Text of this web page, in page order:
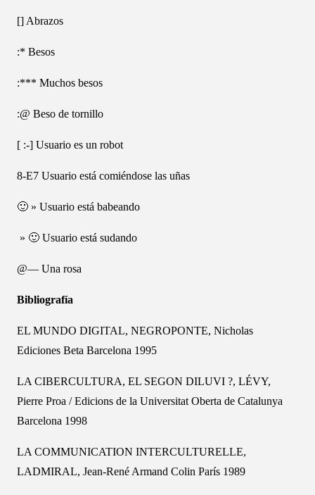
[] Abrazos
:* Besos
:*** Muchos besos
:@ Beso de tornillo
[ :-] Usuario es un robot
8-E7 Usuario está comiéndose las uñas
🙂 » Usuario está babeando
» 🙂 Usuario está sudando
@— Una rosa
Bibliografía
EL MUNDO DIGITAL, NEGROPONTE, Nicholas
Ediciones Beta Barcelona 1995
LA CIBERCULTURA, EL SEGON DILUVI ?, LÉVY,
Pierre Proa / Edicions de la Universitat Oberta de Catalunya
Barcelona 1998
LA COMMUNICATION INTERCULTURELLE,
LADMIRAL, Jean-René Armand Colin París 1989